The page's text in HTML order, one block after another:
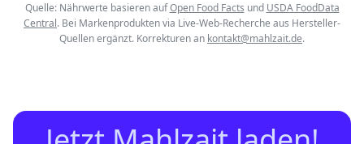
Quelle: Nährwerte basieren auf Open Food Facts und USDA FoodData
Central. Bei Markenprodukten via Live-Web-Recherche aus Hersteller-
Quellen ergänzt. Korrekturen an kontakt@mahlzait.de.